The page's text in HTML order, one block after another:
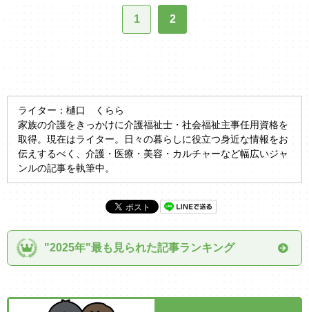
1 2
ライター：樋口 くらら
家族の介護をきっかけに介護福祉士・社会福祉主事任用資格を
取得。現在はライター。日々の暮らしに役立つ身近な情報をお
伝えするべく、介護・医療・美容・カルチャーなど幅広いジャ
ンルの記事を執筆中。
"2025年"最も見られた記事ランキング